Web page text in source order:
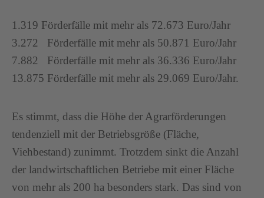
1.319 Förderfälle mit mehr als 72.673 Euro/Jahr
3.272 Förderfälle mit mehr als 50.871 Euro/Jahr
7.882 Förderfälle mit mehr als 36.336 Euro/Jahr
13.875 Förderfälle mit mehr als 29.069 Euro/Jahr.
Es stimmt, dass die Höhe der Agrarförderungen
tendenziell mit der Betriebsgröße (Fläche,
Viehbestand) zunimmt. Trotzdem sinkt die Anzahl
der landwirtschaftlichen Betriebe mit einer Fläche
von mehr als 200 ha besonders stark. Das sind von